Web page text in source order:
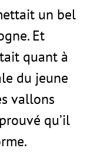
un bel
Et
quant à
du jeune
vallons
qu’il